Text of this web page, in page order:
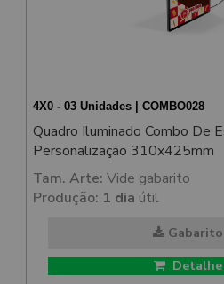
4X0 - 03 Unidades | COMBO028
Quadro Iluminado Combo De
Personalização 310x425mm
Tam. Arte: Vide gabarito
Produção: 1 dia útil
Gabarito
Detalhe